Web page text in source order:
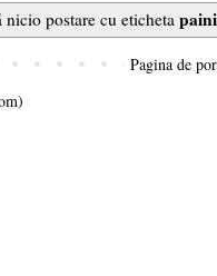
nicio postare cu eticheta
Pagina de